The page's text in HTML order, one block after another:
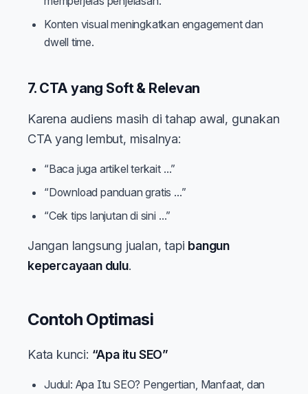
Konten visual meningkatkan engagement dan
dwell time.
7. CTA yang Soft & Relevan
Karena audiens masih di tahap awal, gunakan
CTA yang lembut, misalnya:
“Baca juga artikel terkait …”
“Download panduan gratis …”
“Cek tips lanjutan di sini …”
Jangan langsung jualan, tapi bangun
kepercayaan dulu.
Contoh Optimasi
Kata kunci: “Apa itu SEO”
Judul: Apa Itu SEO? Pengertian, Manfaat, dan